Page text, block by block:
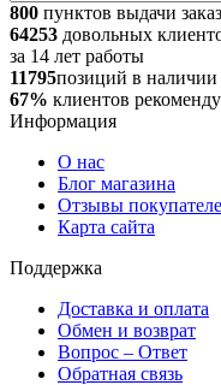
800 пунктов выдачи
64253 довольных
за 14 лет работы
11795позиций в наличии
67% клиентов
Информация
О нас
Блог магазина
Отзывы
Карта сайта
Поддержка
Доставка и оплата
Обмен и возврат
Вопрос – Ответ
Обратная связь